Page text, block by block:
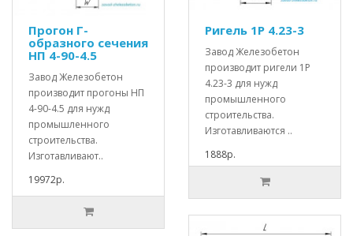
Прогон Г-
образного сечения
НП 4-90-4.5
Завод Железобетон
производит прогоны НП
4-90-4.5 для нужд
промышленного
строительства.
Изготавливают..
19972р.
Ригель 1Р 4.23-3
Завод Железобетон
производит ригели 1Р
4.23-3 для нужд
промышленного
строительства.
Изготавливаются ..
1888р.